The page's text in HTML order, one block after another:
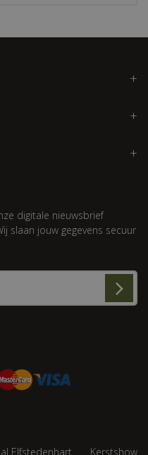
digitale nieuwsbrief
slaan jouw gegevens secuur
Elfstedenhart Kerstshow